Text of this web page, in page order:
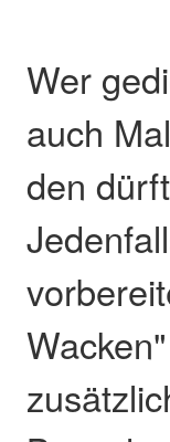
Wer
auch
den